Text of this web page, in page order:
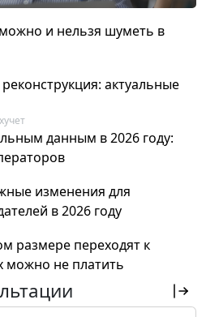
и нельзя шуметь в
актуальные
данным в 2026 году:
изменения для
в 2026 году
размере переходят к
можно не платить